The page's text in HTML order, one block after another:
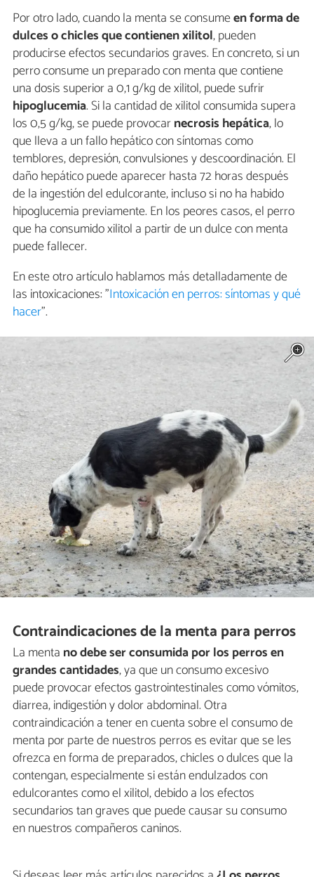
Por otro lado, cuando la menta se consumeen forma de
dulces o chicles que contienen xilitol, pueden
producirse efectos secundarios graves. En concreto, si un
perro consume un preparado con menta que contiene
una dosis superior a 0,1 g/kg de xilitol, puede sufrir
hipoglucemia. Si la cantidad de xilitol consumida supera
los 0,5 g/kg, se puede provocarnecrosis hepática, lo
que lleva a un fallo hepático con síntomas como
temblores, depresión, convulsiones y descoordinación. El
daño hepático puede aparecer hasta 72 horas después
de la ingestión del edulcorante, incluso si no ha habido
hipoglucemia previamente. En los peores casos, el perro
que ha consumido xilitol a partir de un dulce con menta
puede fallecer.
En este otro artículo hablamos más detalladamente de
las intoxicaciones: "Intoxicación en perros: síntomas y qué
hacer".
Contraindicaciones de la menta para perros
La menta no debe ser consumida por los perros en
grandes cantidades, ya que un consumo excesivo
puede provocar efectos gastrointestinales como vómitos,
diarrea, indigestión y dolor abdominal. Otra
contraindicación a tener en cuenta sobre el consumo de
menta por parte de nuestros perros es evitar que se les
ofrezca en forma de preparados, chicles o dulces que la
contengan, especialmente si están endulzados con
edulcorantes como el xilitol, debido a los efectos
secundarios tan graves que puede causar su consumo
en nuestros compañeros caninos.